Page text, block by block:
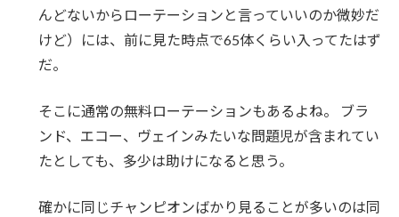
んどないからローテーションと言っていいのか微妙だ
けど）には、前に見た時点で65体くらい入ってたはず
だ。
そこに通常の無料ローテーションもあるよね。 ブラ
ンド、エコー、ヴェインみたいな問題児が含まれてい
たとしても、多少は助けになると思う。
確かに同じチャンピオンばかり見ることが多いのは同